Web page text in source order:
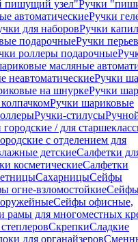
пишущий узел"Ручки
автоматическиеРучки
для наборовРучки
подарочныеРучки
роллеры подарочные
масляные
неавтоматическиеРучки
на шнуркеРучки
Ручки шариковые
Ручки-стилусы
/ для
с отделением для
детскиеСалфетки
косметическиеСалфетки
СахарницыСейфы
огне-взломостойкие
Сейфы офисные,
рамы для многоместных
СкрепкиСладкие
для органайзеров